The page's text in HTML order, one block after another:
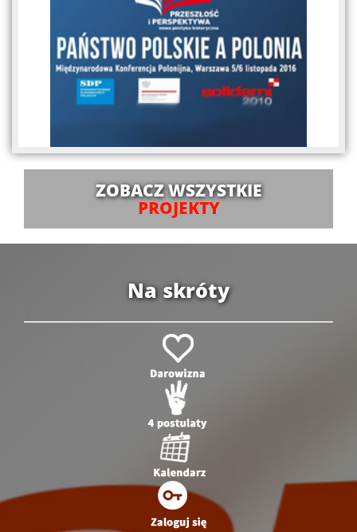
ZOBACZ WSZYSTKIE
PROJEKTY
Na skróty